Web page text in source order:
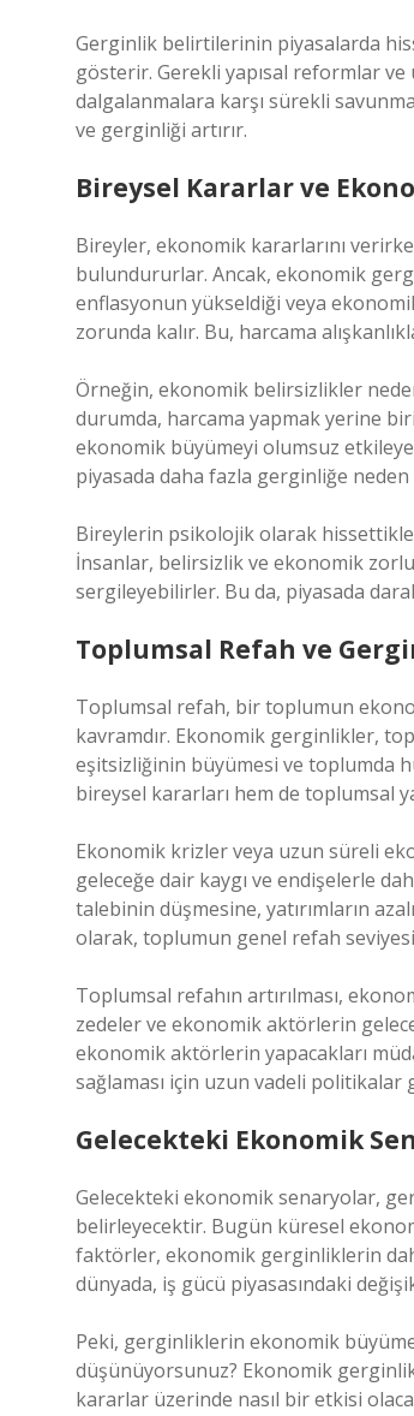
Gerginlik belirtilerinin piyasalarda
gösterir. Gerekli yapısal reformlar
dalgalanmalara karşı sürekli
ve gerginliği artırır.
Bireysel Kararlar ve
Bireyler, ekonomik kararlarını
bulundururlar. Ancak, ekonomik
enflasyonun yükseldiği veya
zorunda kalır. Bu, harcama
Örneğin, ekonomik belirsizlikler
durumda, harcama yapmak yerine
ekonomik büyümeyi olumsuz
piyasada daha fazla gerginliğe
Bireylerin psikolojik olarak
İnsanlar, belirsizlik ve ekonomik
sergileyebilirler. Bu da, piyasada
Toplumsal Refah ve
Toplumsal refah, bir toplumun
kavramdır. Ekonomik gerginlikler,
eşitsizliğinin büyümesi ve toplumda
bireysel kararları hem de toplumsal
Ekonomik krizler veya uzun süreli
geleceğe dair kaygı ve endişelerle
talebinin düşmesine, yatırımların
olarak, toplumun genel refah
Toplumsal refahın artırılması,
zedeler ve ekonomik aktörlerin
ekonomik aktörlerin yapacakları
sağlaması için uzun vadeli
Gelecekteki Ekonomik
Gelecekteki ekonomik senaryolar,
belirleyecektir. Bugün küresel
faktörler, ekonomik gerginliklerin
dünyada, iş gücü piyasasındaki
Peki, gerginliklerin ekonomik
düşünüyorsunuz? Ekonomik
kararlar üzerinde nasıl bir etkisi